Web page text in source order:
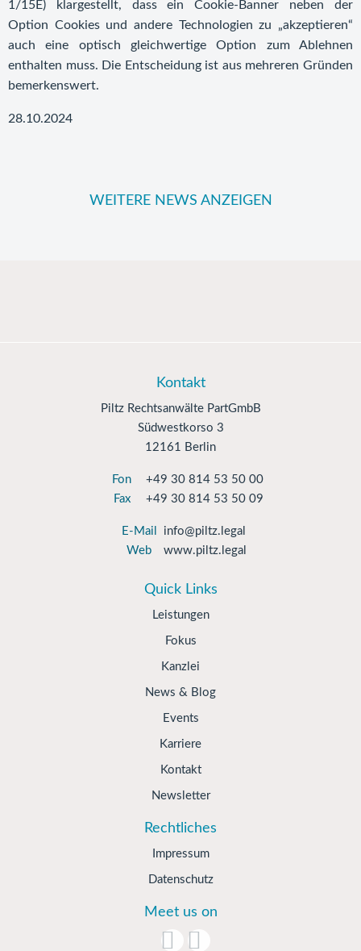
1/15E) klargestellt, dass ein Cookie-Banner neben der
Option Cookies und andere Technologien zu „akzeptieren“
auch eine optisch gleichwertige Option zum Ablehnen
enthalten muss. Die Entscheidung ist aus mehreren Gründen
bemerkenswert.
28.10.2024
WEITERE NEWS ANZEIGEN
Kontakt
Piltz Rechtsanwälte PartGmbB
Südwestkorso 3
12161 Berlin
Fon
+49 30 814 53 50 00
Fax
+49 30 814 53 50 09
E-Mail
info@piltz.legal
Web
www.piltz.legal
Quick Links
Leistungen
Fokus
Kanzlei
News & Blog
Events
Karriere
Kontakt
Newsletter
Rechtliches
Impressum
Datenschutz
Meet us on